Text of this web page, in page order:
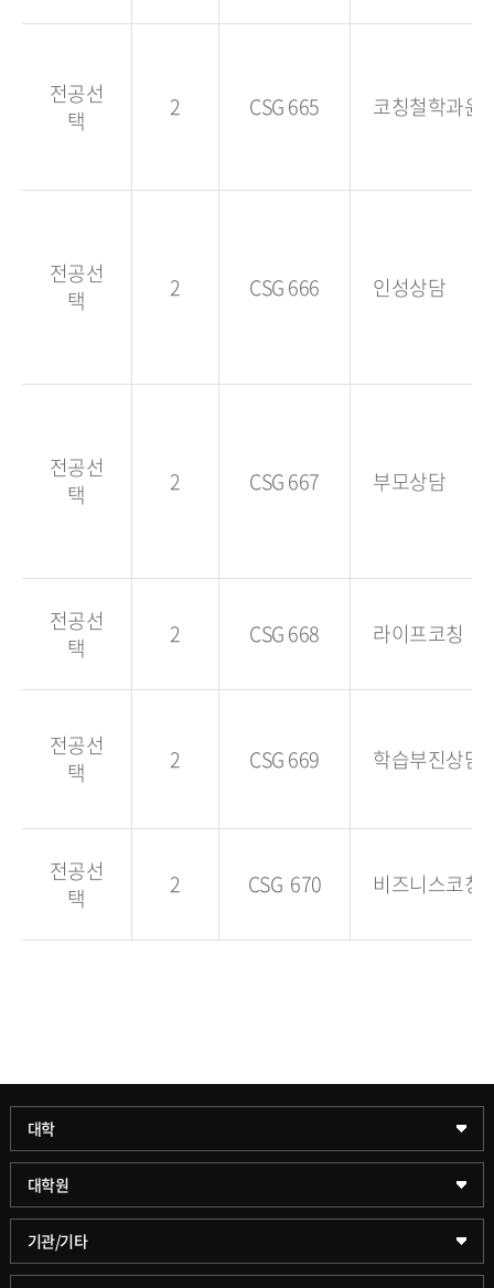
전공선
택
2 CSG 665 코칭철학과윤
전공선
택
2 CSG 666 인성상담
전공선
택
2 CSG 667 부모상담
전공선
택
2 CSG 668 라이프코칭
전공선
택
2 CSG 669 학습부진상담
전공선
택
2 CSG 670 비즈니스코칭
대학
과학기술대학
약학대학
글로벌비즈니스대학
대학원
일반대학원
문화스포츠대학원
기관/기타
학술정보원(도서관)